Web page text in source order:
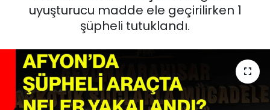
uyuşturucu madde ele geçirilirken 1
şüpheli tutuklandı.
MAGAZİN
SAĞLIK
Son Dakika Haberleri
Haber Arşivi